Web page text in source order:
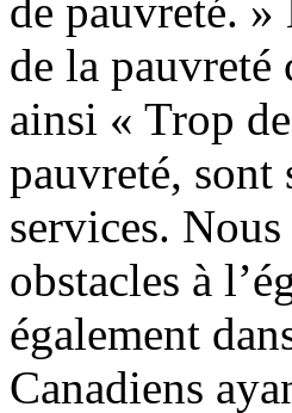
de pauvreté.
de la pauvreté
ainsi « Trop
pauvreté, sont
services.
obstacles à
également
Canadiens